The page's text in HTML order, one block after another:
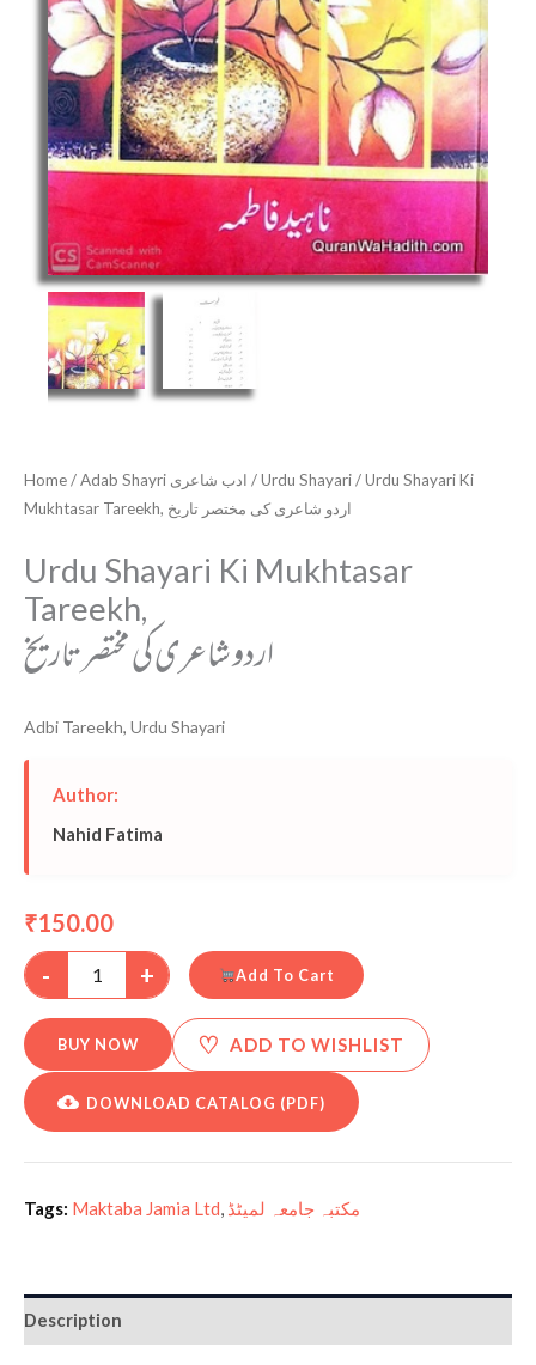
Home/ Adab Shayri ادب شاعری /Urdu Shayari/ Urdu Shayari Ki
Mukhtasar Tareekh, اردو شاعری کی مختصر تاریخ
Urdu Shayari Ki Mukhtasar
Tareekh,
اردو شاعری کی مختصر تاریخ
Adbi Tareekh, Urdu Shayari
Author:
Nahid Fatima
₹150.00
-
+ Add To Cart
BUY NOW ♡ ADD TO WISHLIST
DOWNLOAD CATALOG (PDF)
Tags: Maktaba Jamia Ltd, مکتبہ جامعہ لمیٹڈ
Description